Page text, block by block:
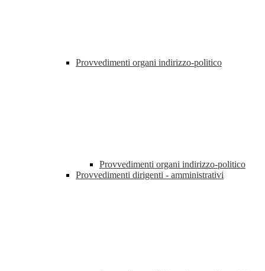
Provvedimenti organi indirizzo-politico
Provvedimenti organi indirizzo-politico
Provvedimenti dirigenti - amministrativi